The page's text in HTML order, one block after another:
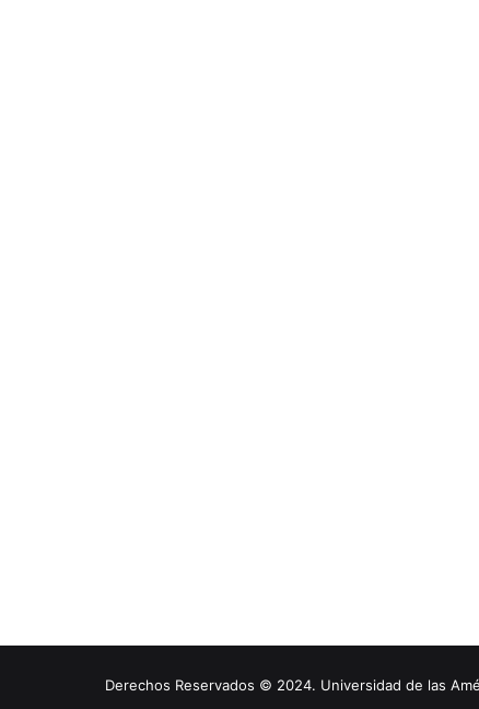
Derechos Reservados © 2024. Universidad de las